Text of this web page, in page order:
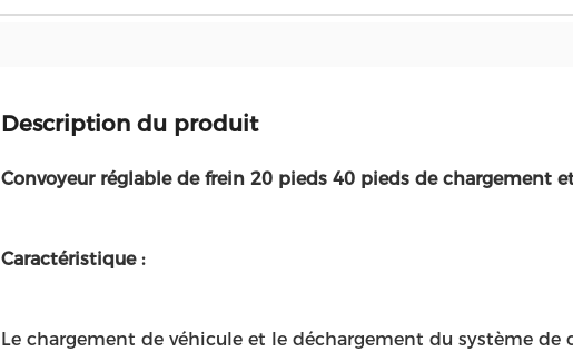
Description du produit
Convoyeur réglable de frein 20 pieds 40 pieds de chargement
Caractéristique :
Le chargement de véhicule et le déchargement du système